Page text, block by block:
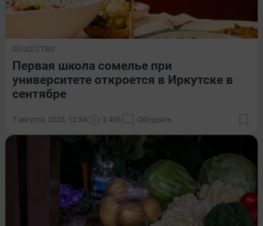
ОБЩЕСТВО
Первая школа сомелье при
университете откроется в Иркутске в
сентябре
7 августа, 2023, 12:34 2 406 Обсудить